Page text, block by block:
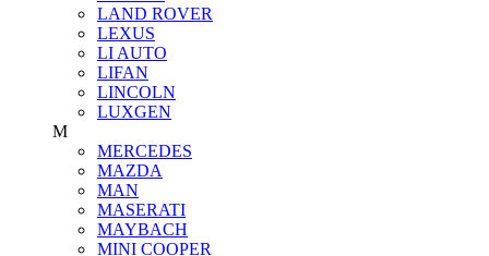
LAND ROVER
LEXUS
LI AUTO
LIFAN
LINCOLN
LUXGEN
M
MERCEDES
MAZDA
MAN
MASERATI
MAYBACH
MINI COOPER